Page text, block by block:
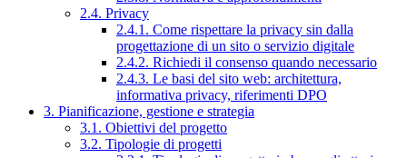
2.4. Privacy
2.4.1. Come rispettare la privacy sin dalla
progettazione di un sito o servizio digitale
2.4.2. Richiedi il consenso quando necessario
2.4.3. Le basi del sito web: architettura,
informativa privacy, riferimenti DPO
3. Pianificazione, gestione e strategia
3.1. Obiettivi del progetto
3.2. Tipologie di progetti